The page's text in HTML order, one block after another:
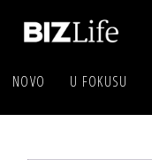
NOVO U FOKUSU